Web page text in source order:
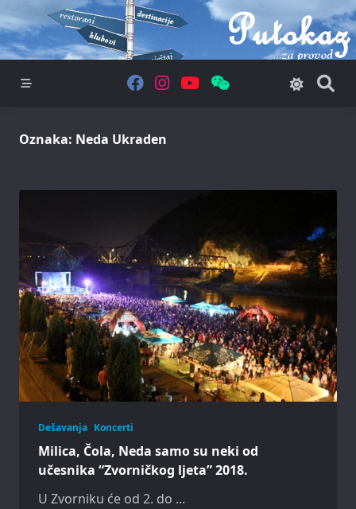
to
content
Oznaka: Neda Ukraden
Dešavanja Koncerti
Milica, Čola, Neda samo su neki od
učesnika “Zvorničkog ljeta” 2018.
U Zvorniku će od 2. do ...